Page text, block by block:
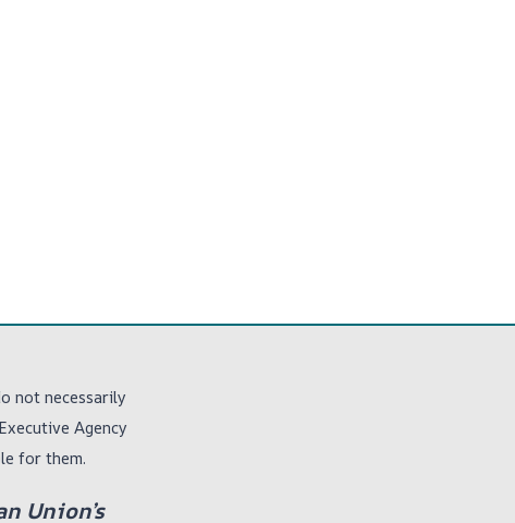
not necessarily
Agency
for them.
Union’s